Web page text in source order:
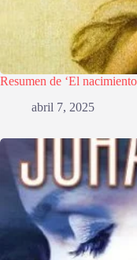
Resumen de ‘El
abril 7, 2025